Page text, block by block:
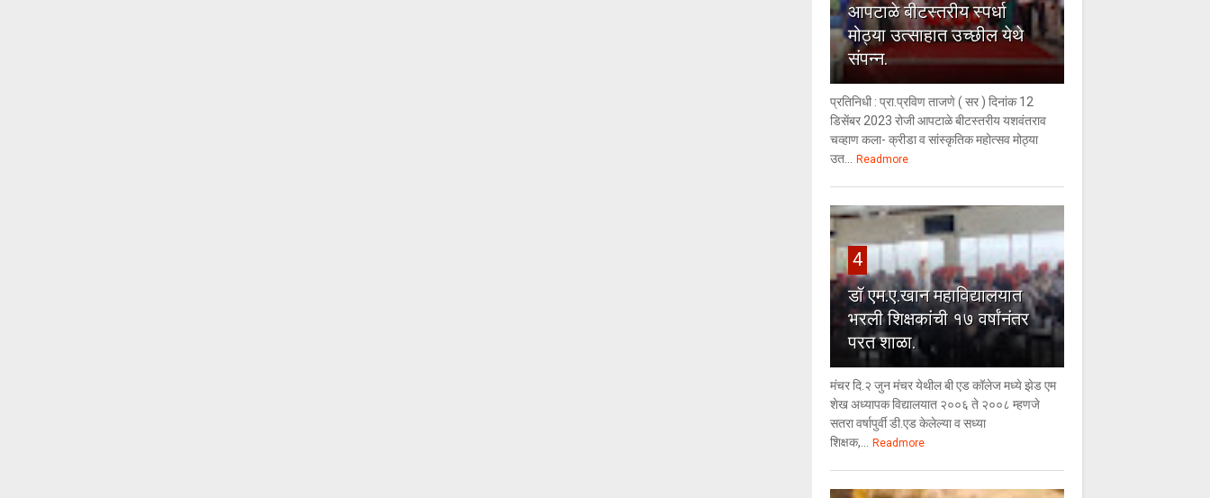
आपटाळे बीटस्तरीय स्पर्धा
मोठ्या उत्साहात उच्छील येथे
संपन्न.
प्रतिनिधी : प्रा.प्रविण ताजणे ( सर ) दिनांक 12
डिसेंबर 2023 रोजी आपटाळे बीटस्तरीय यशवंतराव
चव्हाण कला- क्रीडा व सांस्कृतिक महोत्सव मोठ्या
उत... Readmore
4
डॉ एम.ए.खान महाविद्यालयात
भरली शिक्षकांची १७ वर्षांनंतर
परत शाळा.
मंचर दि.२ जुन मंचर येथील बी एड कॉलेज मध्ये झेड एम
शेख अध्यापक विद्यालयात २००६ ते २००८ म्हणजे
सतरा वर्षापुर्वी डी.एड केलेल्या व सध्या
शिक्षक,... Readmore